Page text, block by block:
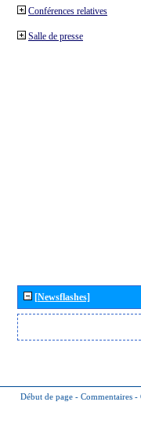
Conférences relatives
Salle de presse
[Newsflashes]
Début de page - Commentaires -